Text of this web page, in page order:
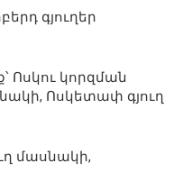
գյուղեր
Ոսկու կորզման
Ոսկետափ գյուղ
մասնակի,